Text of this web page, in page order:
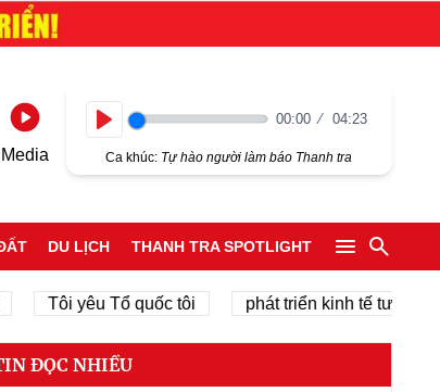
Media
00:00 04:23
Ca khúc: Tự hào người làm báo Thanh tra
DU LỊCH THANH TRA SPOTLIGHT
Tôi yêu Tổ quốc tôi phát triển kinh tế tư nhân
ĐỌC NHIỀU